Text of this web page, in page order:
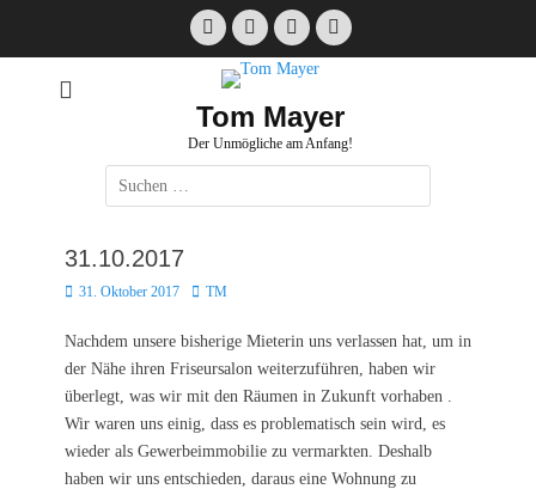
Facebook
E-
Mail
InstagramWebsite
Tom Mayer
Der Unmögliche am Anfang!
Suche
nach:
31.10.2017
Posted
31. Oktober 2017 Autor
TM
Nachdem unsere bisherige Mieterin uns verlassen hat, um in
der Nähe ihren Friseursalon weiterzuführen, haben wir
überlegt, was wir mit den Räumen in Zukunft vorhaben .
Wir waren uns einig, dass es problematisch sein wird, es
wieder als Gewerbeimmobilie zu vermarkten. Deshalb
haben wir uns entschieden, daraus eine Wohnung zu